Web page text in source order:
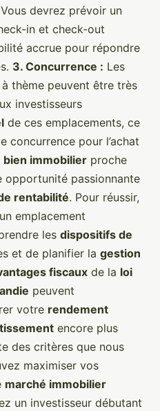
devrez prévoir un
in et check-out
accrue pour répondre
3. Concurrence : Les
thème peuvent être très
investisseurs
de ces emplacements, ce
concurrence pour l’achat
bien immobilier proche
opportunité passionnante
rentabilité. Pour réussir,
emplacement
les dispositifs de
et de planifier la gestion
fiscaux de la loi
peuvent
votre rendement
encore plus
des critères que nous
maximiser vos
marché immobilier
un investisseur débutant